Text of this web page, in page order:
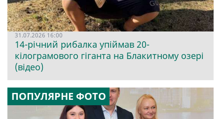
31.07.2026 16:00
14-річний рибалка упіймав 20-
кілограмового гіганта на Блакитному озері
(відео)
ПОПУЛЯРНЕ ФОТО